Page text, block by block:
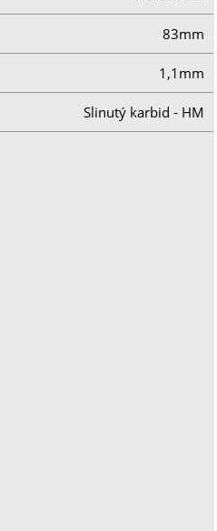
83mm
1,1mm
Slinutý karbid - HM